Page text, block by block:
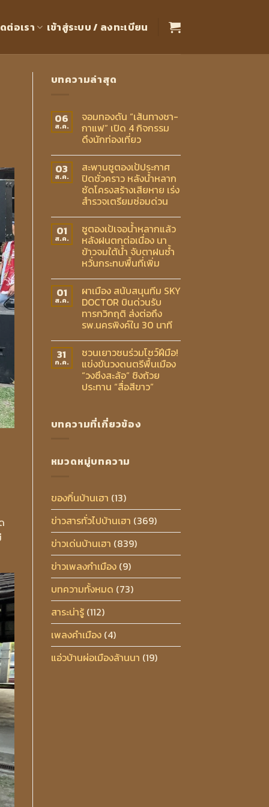
ต่อเรา เข้าสู่ระบบ / ลงทะเบียน
บทความล่าสุด
06
ส.ค.
จอมทองดัน “เส้นทางชา-
กาแฟ” เปิด 4 กิจกรรม
ดึงนักท่องเที่ยว
03
ส.ค.
สะพานซูตองเป้ประกาศ
ปิดชั่วคราว หลังน้ำหลาก
ซัดโครงสร้างเสียหาย เร่ง
สำรวจเตรียมซ่อมด่วน
01
ส.ค.
ซูตองเป้เจอน้ำหลากแล้ว
หลังฝนตกต่อเนื่อง นา
ข้าวจมใต้น้ำ จับตาฝนซ้ำ
หวั่นกระทบพื้นที่เพิ่ม
01
ส.ค.
ผาเมือง สนับสนุนทีม SKY
DOCTOR บินด่วนรับ
ทารกวิกฤติ ส่งต่อถึง
รพ.นครพิงค์ใน 30 นาที
31
ก.ค.
ชวนเยาวชนร่วมโชว์ฝีมือ!
แข่งขันวงดนตรีพื้นเมือง
“วงซึงสะล้อ” ชิงถ้วย
ประทาน “สื่อสีขาว”
บทความที่เกี่ยวข้อง
หมวดหมู่บทความ
ของกิ๋นบ้านเฮา (13)
ข่าวสารทั่วไปบ้านเฮา (369)
ข่าวเด่นบ้านเฮา (839)
ข่าวเพลงกำเมือง(9)
บทความทั้งหมด (73)
สาระน่ารู้(112)
เพลงคำเมือง(4)
แอ่วบ้านผ่อเมืองล้านนา (19)